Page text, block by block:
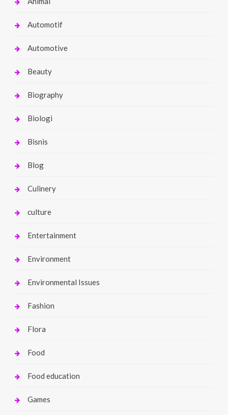
Automotif
Automotive
Beauty
Biography
Biologi
Bisnis
Blog
Culinery
culture
Entertainment
Environment
Environmental Issues
Fashion
Flora
Food
Food education
Games